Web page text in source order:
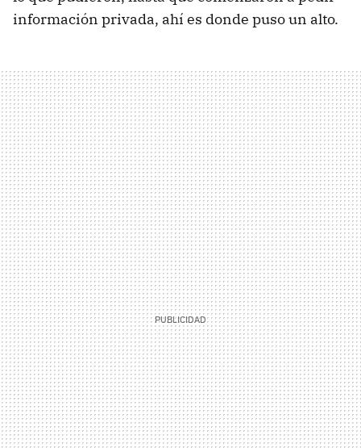
información privada, ahí es donde puso un alto.